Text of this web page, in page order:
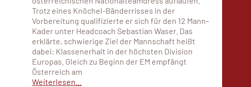
Trotz eines Knöchel-Bänderrisses in der
Vorbereitung qualifizierte er sich für den 12 Mann-
Kader unter Headcoach Sebastian Waser. Das
erklärte, schwierige Ziel der Mannschaft heißt
dabei: Klassenerhalt in der höchsten Division
Europas. Gleich zu Beginn der EM empfängt
Österreich am
Weiterlesen...